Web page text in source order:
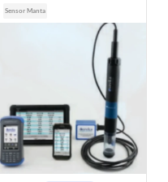
Sensor Manta